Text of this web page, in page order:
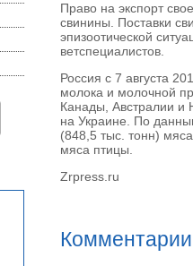
Право на экспорт
свинины. Поставки
эпизоотической
ветспециалистов.
Россия с 7 августа
молока и молочной
Канады, Австралии и
на Украине. По
(848,5 тыс. тонн)
мяса птицы.
Zrpress.ru
Комментарии